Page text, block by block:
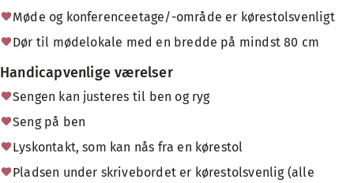
Møde og konferenceetage/-område er kørestolsvenligt
Dør til mødelokale med en bredde på mindst 80 cm
Handicapvenlige værelser
Sengen kan justeres til ben og ryg
Seng på ben
Lyskontakt, som kan nås fra en kørestol
Pladsen under skrivebordet er kørestolsvenlig (alle